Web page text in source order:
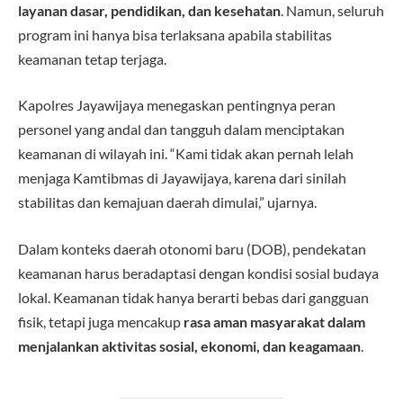
layanan dasar, pendidikan, dan kesehatan . Namun, seluruh
program ini hanya bisa terlaksana apabila stabilitas
keamanan tetap terjaga.
Kapolres Jayawijaya menegaskan pentingnya peran
personel yang andal dan tangguh dalam menciptakan
keamanan di wilayah ini. “Kami tidak akan pernah lelah
menjaga Kamtibmas di Jayawijaya, karena dari sinilah
stabilitas dan kemajuan daerah dimulai,” ujarnya.
Dalam konteks daerah otonomi baru (DOB), pendekatan
keamanan harus beradaptasi dengan kondisi sosial budaya
lokal. Keamanan tidak hanya berarti bebas dari gangguan
fisik, tetapi juga mencakup rasa aman masyarakat dalam
menjalankan aktivitas sosial, ekonomi, dan keagamaan